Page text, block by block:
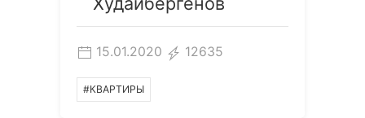
15.01.2020 12635
#КВАРТИРЫ